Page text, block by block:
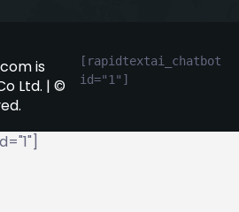
is
Ltd. | ©
[rapidtextai_chatbot
id="1"]